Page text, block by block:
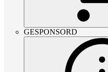
GESPONSORD